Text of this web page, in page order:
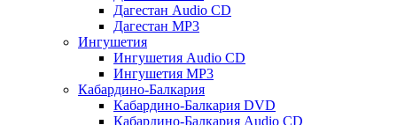
Дагестан Audio CD
Дагестан MP3
Ингушетия
Ингушетия Audio CD
Ингушетия MP3
Кабардино-Балкария
Кабардино-Балкария DVD
Кабардино-Балкария Audio CD